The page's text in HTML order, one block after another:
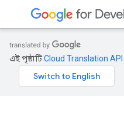
এই পৃষ্ঠাটিCloud Translation API